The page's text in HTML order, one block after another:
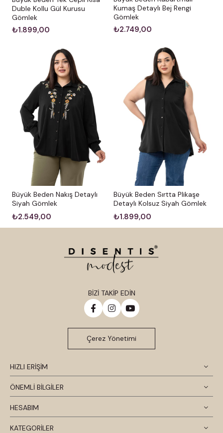
Duble Kollu Gül Kurusu
Gömlek
₺1.899,00
Kumaş Detaylı Bej Rengi
Gömlek
₺2.749,00
Büyük Beden Nakış Detaylı
Siyah Gömlek
₺2.549,00
Büyük Beden Sırtta Plikaşe
Detaylı Kolsuz Siyah Gömlek
₺1.899,00
HIZLI ERİŞİM
ÖNEMLİ BİLGİLER
HESABIM
KATEGORİLER
BİZİ TAKİP EDİN
Çerez Yönetimi